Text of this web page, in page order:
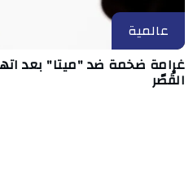
عالمية
غرامة ضخمة ضد "ميتا" بعد
القُصّر